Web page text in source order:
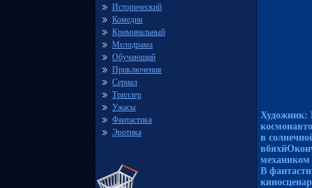
Исторический
Комедия
Криминальный
Мелодрама
Обучающий
Приключения
Сериал
Триллер
Ужасы
Фантастика
Эротика
Художник:
в
В